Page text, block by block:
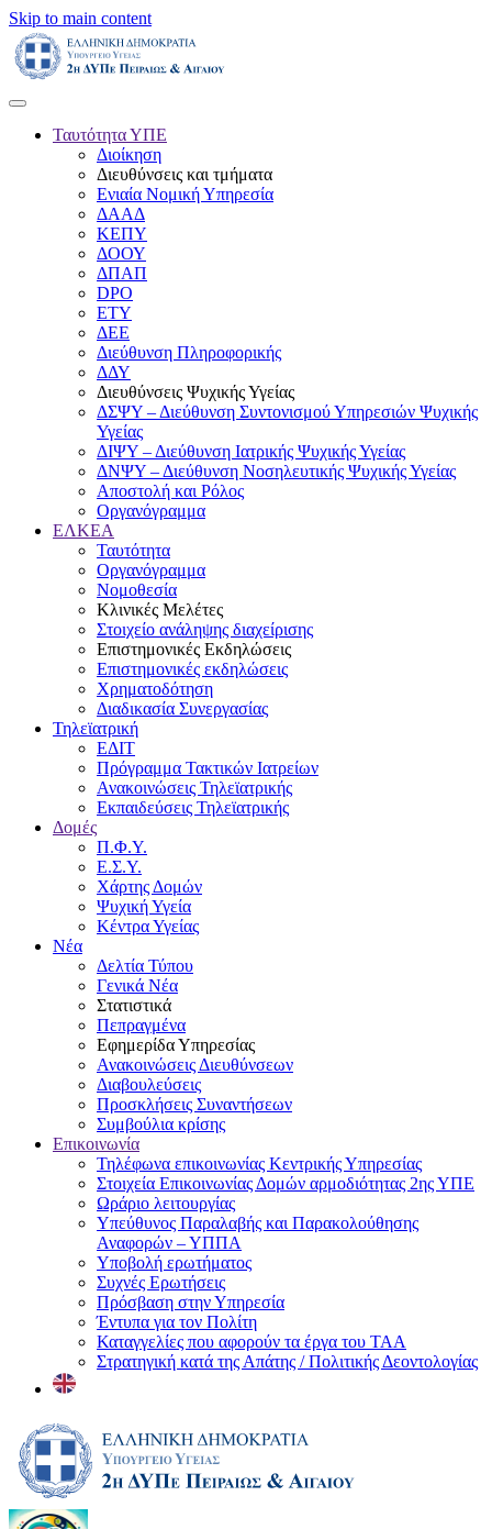
Skip to main content
Ταυτότητα ΥΠΕ
Διοίκηση
Διευθύνσεις και τμήματα
Ενιαία Νομική Υπηρεσία
ΔΑΑΔ
ΚΕΠΥ
ΔΟΟΥ
ΔΠΑΠ
DPO
ΕΤΥ
ΔΕΕ
Διεύθυνση Πληροφορικής
ΔΔΥ
Διευθύνσεις Ψυχικής Υγείας
ΔΣΨΥ – Διεύθυνση Συντονισμού Υπηρεσιών Ψυχικής
Υγείας
ΔΙΨΥ – Διεύθυνση Ιατρικής Ψυχικής Υγείας
ΔΝΨΥ – Διεύθυνση Νοσηλευτικής Ψυχικής Υγείας
Αποστολή και Ρόλος
Οργανόγραμμα
ΕΛΚΕΑ
Ταυτότητα
Οργανόγραμμα
Νομοθεσία
Κλινικές Μελέτες
Στοιχείο ανάληψης διαχείρισης
Επιστημονικές Εκδηλώσεις
Επιστημονικές εκδηλώσεις
Χρηματοδότηση
Διαδικασία Συνεργασίας
Τηλεϊατρική
ΕΔΙΤ
Πρόγραμμα Τακτικών Ιατρείων
Ανακοινώσεις Τηλεϊατρικής
Εκπαιδεύσεις Τηλεϊατρικής
Δομές
Π.Φ.Υ.
Ε.Σ.Υ.
Χάρτης Δομών
Ψυχική Υγεία
Κέντρα Υγείας
Νέα
Δελτία Τύπου
Γενικά Νέα
Στατιστικά
Πεπραγμένα
Εφημερίδα Υπηρεσίας
Ανακοινώσεις Διευθύνσεων
Διαβουλεύσεις
Προσκλήσεις Συναντήσεων
Συμβούλια κρίσης
Επικοινωνία
Τηλέφωνα επικοινωνίας Κεντρικής Υπηρεσίας
Στοιχεία Επικοινωνίας Δομών αρμοδιότητας 2ης ΥΠΕ
Ωράριο λειτουργίας
Υπεύθυνος Παραλαβής και Παρακολούθησης
Αναφορών – ΥΠΠΑ
Υποβολή ερωτήματος
Συχνές Ερωτήσεις
Πρόσβαση στην Υπηρεσία
Έντυπα για τον Πολίτη
Καταγγελίες που αφορούν τα έργα του ΤΑΑ
Στρατηγική κατά της Απάτης / Πολιτικής Δεοντολογίας